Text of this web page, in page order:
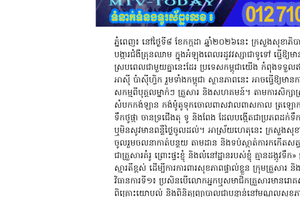
ភ្នំពេញ៖ នៅថ្ងៃទី៨ ខែកក្កដា ឆ្នាំ២០២៦នេះ ក្រសួងសុ
បង្ការជំងឺគ្រុនឈាម ក្នុងអំឡុងពេលរដូវវស្សាជាទូទៅ ធ្វើឱ្យម
ស្របពេលជាមួយគ្នានេះដែរ ប្រទេសកម្ពុជាយើង កំពុងទទួល
អាស៊ី ប៉ាស៊ីហ្វិក រួមទាំងកម្ពុជា ស្ថានភាពនេះ អាចធ្វើឱ្យ
សកម្មពីបុគ្គលម្នាក់ៗ គ្រួសារ និងសហគមន៍។ តាមការសិក្សាស្
សំបកកង់ឡាន កង់ម៉ូតូទុកចោលពាសវាលពាសកាល ត្រឡោក
ទឹកថូផ្កា ចានទ្រជើងតុ ទូ និងពែង ដែលបង្កើតជាប្រភពដក់
ឬមិនសូវមានពន្លឺថ្ងៃចូលដល់។ អាស្រ័យហេតុនេះ ក្រសួងសុខា
ចូលរួមចលនាកាត់បន្ថយ តាមដាន និងទប់ស្កាត់ការកកើតស
ជាគ្រួសារគំរូ ព្រោះផ្ទះខ្ញុំ និងលំនៅដ្ឋានរបស់ខ្ញុំ គ្មានដង្កូវ
ស្មារតីខ្ពស់ ដើម្បីការការពារសុខភាពផ្ទាល់ខ្លួន ក្រុមគ្រួស
វិធានការទី១៖ ប្រសិនបើលោកអ្នកឬសមាជិកគ្រួសារមានរោគ
ពិគ្រោះយោបល់ និងពិនិត្យព្យាបាលជាបន្ទាន់នៅមណ្ឌលសុខភ